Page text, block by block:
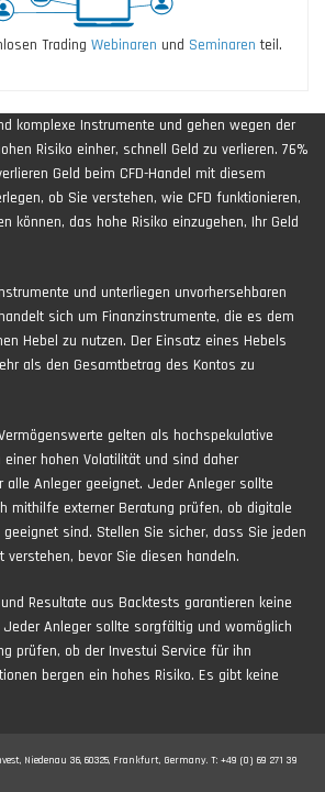
Trading Webinaren und Seminaren teil.
komplexe Instrumente und gehen wegen der
Risiko einher, schnell Geld zu verlieren. 76%
Geld beim CFD-Handel mit diesem
ob Sie verstehen, wie CFD funktionieren,
können, das hohe Risiko einzugehen, Ihr Geld
und unterliegen unvorhersehbaren
sich um Finanzinstrumente, die es dem
Hebel zu nutzen. Der Einsatz eines Hebels
als den Gesamtbetrag des Kontos zu
gelten als hochspekulative
hohen Volatilität und sind daher
Anleger geeignet. Jeder Anleger sollte
mithilfe externer Beratung prüfen, ob digitale
sind. Stellen Sie sicher, dass Sie jeden
verstehen, bevor Sie diesen handeln.
Resultate aus Backtests garantieren keine
Anleger sollte sorgfältig und womöglich
prüfen, ob der Investui Service für ihn
bergen ein hohes Risiko. Es gibt keine
Niedenau 36, 60325, Frankfurt, Germany. T: +49 (0) 69 271 39